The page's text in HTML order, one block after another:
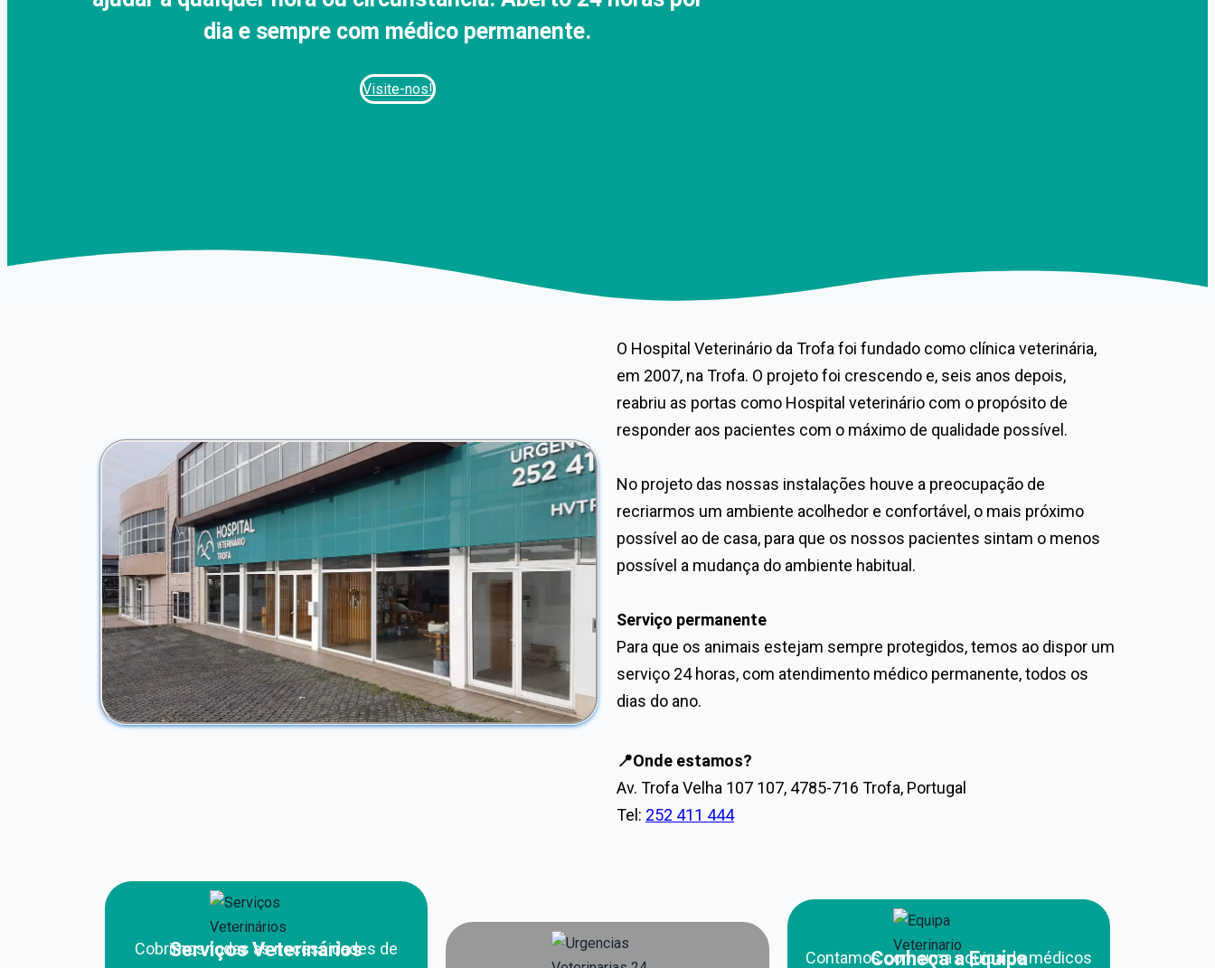
dia e sempre ‍com médico permanente.
Visite-nos!
O Hospital Veterinário da Trofa foi fundado como clínica veterinária,
em 2007, na Trofa. O projeto foi crescendo e, seis anos depois,
reabriu as portas como Hospital veterinário com o propósito de
responder aos pacientes com o máximo de qualidade possível.
No projeto das nossas instalações houve a preocupação de
recriarmos um ambiente acolhedor e confortável, o mais próximo
possível ao de casa, para que os nossos pacientes sintam o menos
possível a mudança do ambiente habitual.
Serviço permanente
Para que os animais estejam sempre protegidos, temos ao dispor um
serviço 24 horas, com atendimento médico permanente, todos os
dias do ano.
📍Onde estamos?
Av. Trofa Velha 107 107, 4785-716 Trofa, Portugal
Tel: 252 411 444
Serviços Veterinários
Cobrimos todas as necessidades de
Conheça a Equipa
Contamos com uma equipa de médicos